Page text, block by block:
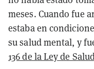
meses. Cuando fue
estaba en
su salud mental, y
136 de la Ley de